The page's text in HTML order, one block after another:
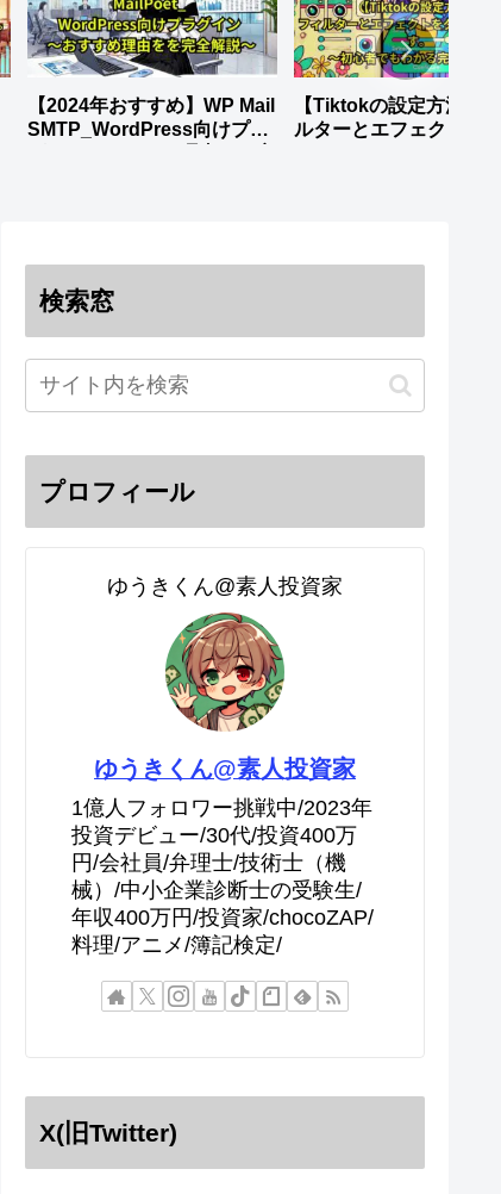
【2024年おすすめ】WP Mail
SMTP_WordPress向けプラ
【Tiktokの設定方法】-
ルターとエフェクトを
検索窓
プロフィール
ゆうきくん@素人投資家
ゆうきくん@素人投資家
1億人フォロワー挑戦中/2023年
投資デビュー/30代/投資400万
円/会社員/弁理士/技術士（機
械）/中小企業診断士の受験生/
年収400万円/投資家/chocoZAP/
料理/アニメ/簿記検定/
X(旧Twitter)